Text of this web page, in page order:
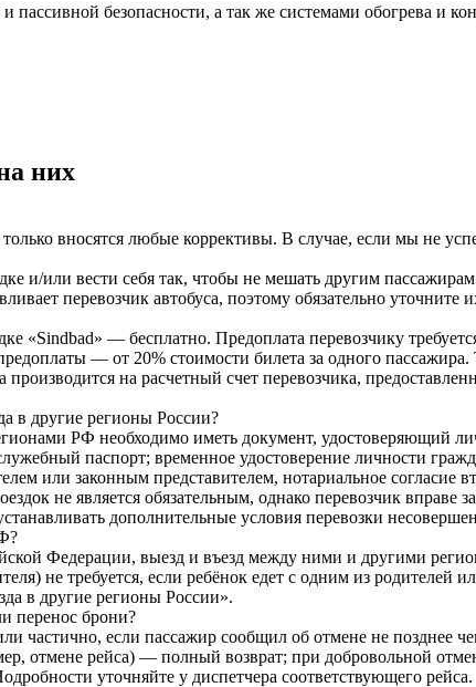
безопасности, а так же системами обогрева и
них
вносятся любые коррективы. В случае, если мы не
и/или вести себя так, чтобы не мешать другим
перевозчик автобуса, поэтому обязательно уточните
«Sindbad» — бесплатно. Предоплата перевозчику
— от 20% стоимости билета за одного
на расчетный счет перевозчика,
в другие регионы России?
РФ необходимо иметь документ, удостоверяющий
паспорт; временное удостоверение личности
или законным представителем, нотариальное согласие
не является обязательным, однако перевозчик вправе
дополнительные условия перевозки
Федерации, выезд и въезд между ними и другими
не требуется, если ребёнок едет с одним из
в другие регионы России».
перенос брони?
частично, если пассажир сообщил об отмене не позднее
отмене рейса) — полный возврат; при добровольной
уточняйте у диспетчера соответствующего рейса.